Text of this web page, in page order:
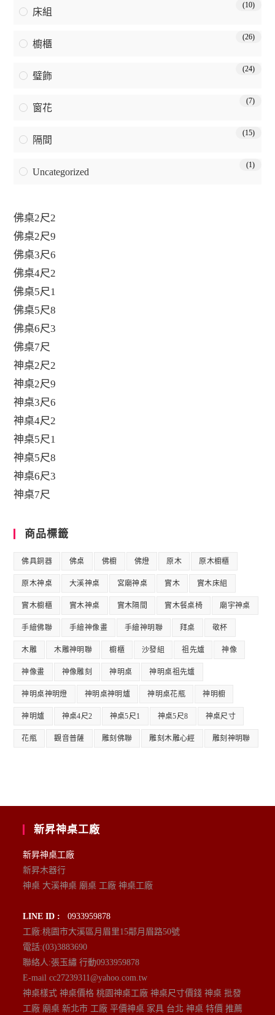
床組
(10)
櫥櫃
(26)
璧飾
(24)
窗花
(7)
隔間
(15)
Uncategorized
(1)
佛桌2尺2
佛桌2尺9
佛桌3尺6
佛桌4尺2
佛桌5尺1
佛桌5尺8
佛桌6尺3
佛桌7尺
神桌2尺2
神桌2尺9
神桌3尺6
神桌4尺2
神桌5尺1
神桌5尺8
神桌6尺3
神桌7尺
商品標籤
佛具銅器 佛桌 佛櫥 佛燈 原木 原木櫥櫃
原木神桌 大溪神桌 宮廟神桌 實木 實木床組
實木櫥櫃 實木神桌 實木隔間 實木餐桌椅 廟宇神桌
手繪佛聯 手繪神像畫 手繪神明聯 拜桌 敬杯
木雕 木雕神明聯 櫥櫃 沙發組 祖先爐 神像
神像畫 神像雕刻 神明桌 神明桌祖先爐
神明桌神明燈 神明桌神明爐 神明桌花瓶 神明櫥
神明爐 神桌4尺2 神桌5尺1 神桌5尺8 神桌尺寸
花瓶 觀音普薩 雕刻佛聯 雕刻木雕心經 雕刻神明聯
新昇神桌工廠
新昇神桌工廠
新昇木器行
神桌 大溪神桌 廟桌 工廠 神桌工廠
LINE ID :
0933959878
工廠:桃園市大溪區月眉里15鄰月眉路50號
電話:(03)3883690
聯絡人:張玉繡 行動0933959878
E-mail cc27239311@yahoo.com.tw
神桌樣式 神桌價格 桃園神桌工廠 神桌尺寸價錢 神桌 批發
工廠 廟桌 新北市 工廠 平價神桌 家具 台北 神桌 特價 推薦